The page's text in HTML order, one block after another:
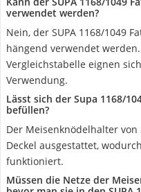
verwendet werden?
Nein, der SUPA 1168/1049
hängend verwendet
Vergleichstabelle eignen
Verwendung.
Lässt sich der Supa 1168/
befüllen?
Der Meisenknödelhalter
Deckel ausgestattet,
funktioniert.
Müssen die Netze der